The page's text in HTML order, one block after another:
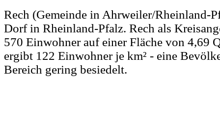
Rech (Gemeinde in Ahrweiler/Rheinland-
Dorf in Rheinland-Pfalz. Rech als
570 Einwohner auf einer Fläche von 4,69
ergibt 122 Einwohner je km² - eine
Bereich gering besiedelt.